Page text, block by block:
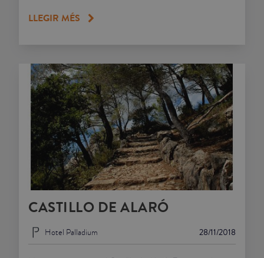
LLEGIR MÉS
CASTILLO DE ALARÓ
28/11/2018
Hotel Palladium